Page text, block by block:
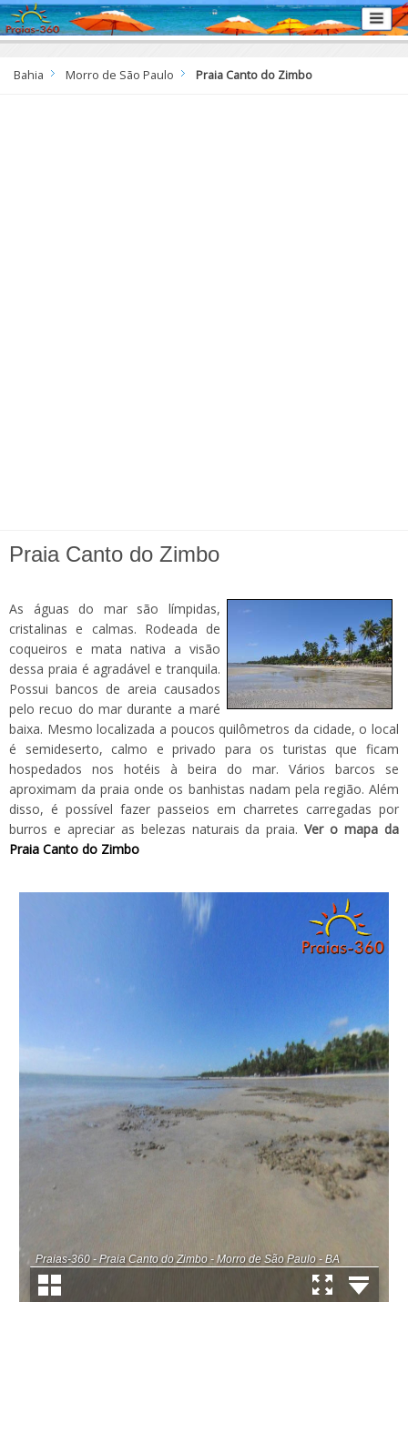
Bahia Morro de São Paulo Praia Canto do Zimbo
Praia Canto do Zimbo
As águas do mar são límpidas,
cristalinas e calmas. Rodeada de
coqueiros e mata nativa a visão
dessa praia é agradável e tranquila.
Possui bancos de areia causados
pelo recuo do mar durante a maré
baixa. Mesmo localizada a poucos quilômetros da cidade, o local
é semideserto, calmo e privado para os turistas que ficam
hospedados nos hotéis à beira do mar. Vários barcos se
aproximam da praia onde os banhistas nadam pela região. Além
disso, é possível fazer passeios em charretes carregadas por
burros e apreciar as belezas naturais da praia.Ver o mapa da
Praia Canto do Zimbo
Praias-360 - Praia Canto do Zimbo - Morro de São Paulo - BA